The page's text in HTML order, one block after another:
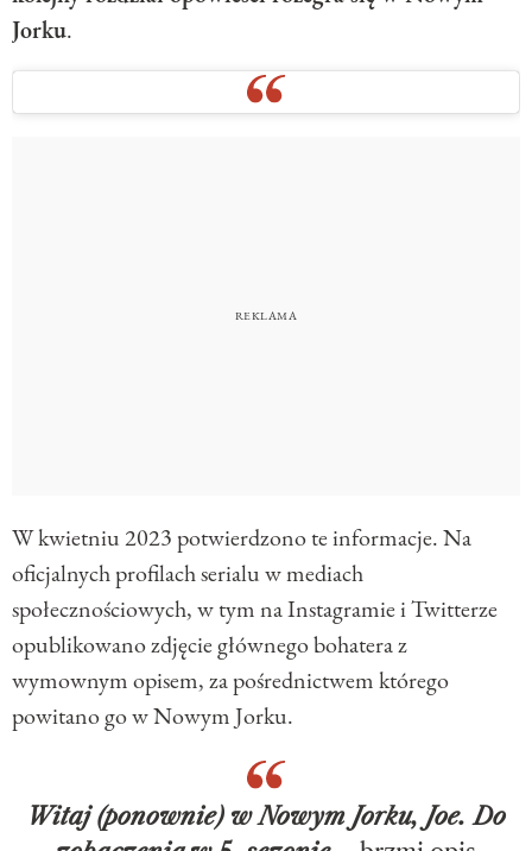
Jorku.
W kwietniu 2023 potwierdzono te informacje. Na
oficjalnych profilach serialu w mediach
społecznościowych, w tym na Instagramie i Twitterze
opublikowano zdjęcie głównego bohatera z
wymownym opisem, za pośrednictwem którego
powitano go w Nowym Jorku.
Witaj (ponownie) w Nowym Jorku, Joe. Do